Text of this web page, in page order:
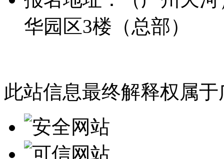
华园区3楼（总部）
此站信息最终解释权属